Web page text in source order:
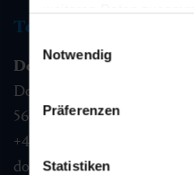
weiteren Daten
Nutzung der Dienste
Einwilligungsauswahl
Notwendig
Präferenzen
Statistiken
Tourismus Information
Dorfgastein
Dorfstraße 1,
5632 Dorfgastein
+43 6432 3393 460
dorfgastein@gastein.com